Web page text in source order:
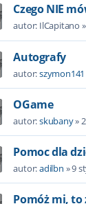
Czego NIE
autor: IlCapitano »
Autografy
autor:szymon141
OGame
autor:skubany»
Pomoc dla
autor:adilbn »9
Pomóż mi,